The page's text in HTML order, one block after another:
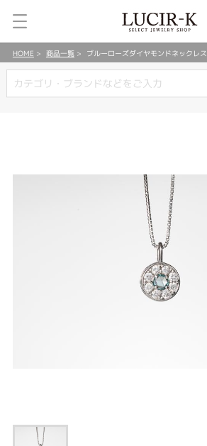
HOME 商品一覧 ブルーローズダイヤモンドネックレス